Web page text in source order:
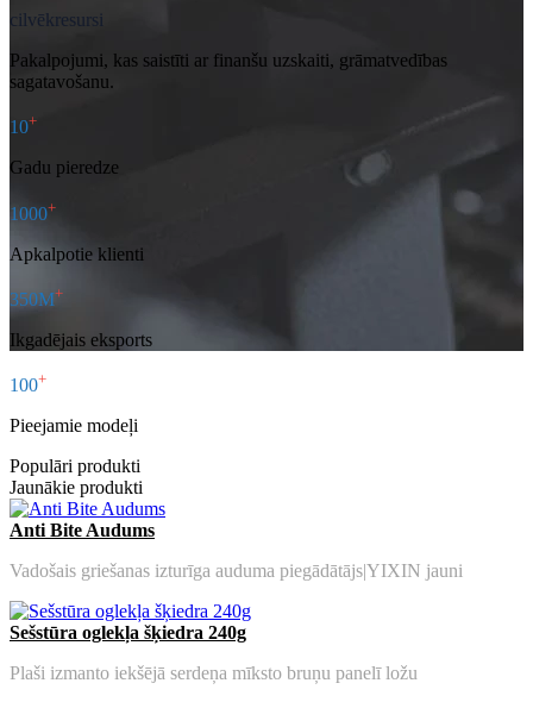
cilvēkresursi
Pakalpojumi, kas saistīti ar finanšu uzskaiti, grāmatvedības
sagatavošanu.
10+
Gadu pieredze
1000+
Apkalpotie klienti
350M+
Ikgadējais eksports
100+
Pieejamie modeļi
Populāri produkti
Jaunākie produkti
Anti Bite Audums
Vadošais griešanas izturīga auduma piegādātājs|YIXIN jauni
Sešstūra oglekļa šķiedra 240g
Plaši izmanto iekšējā serdeņa mīksto bruņu panelī ložu